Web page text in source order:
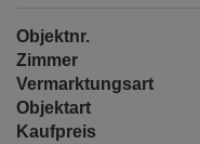
Objektnr.
Zimmer
Vermarktungsart
Objektart
Kaufpreis